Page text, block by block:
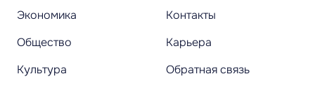
Экономика
Общество
Культура
Контакты
Карьера
Обратная связь